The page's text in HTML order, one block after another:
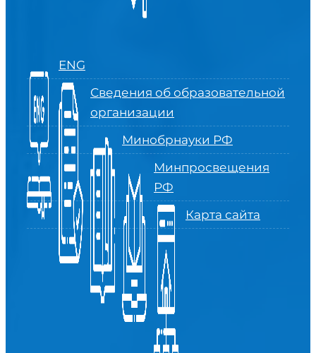
ENG
Сведения об образовательной
организации
Минобрнауки РФ
Минпросвещения
РФ
Карта сайта